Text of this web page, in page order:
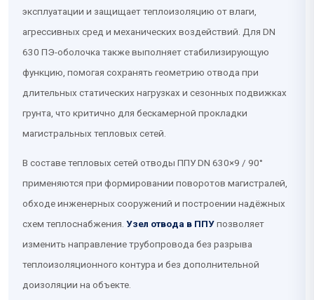
эксплуатации и защищает теплоизоляцию от влаги,
агрессивных сред и механических воздействий. Для DN
630 ПЭ-оболочка также выполняет стабилизирующую
функцию, помогая сохранять геометрию отвода при
длительных статических нагрузках и сезонных подвижках
грунта, что критично для бескамерной прокладки
магистральных тепловых сетей.
В составе тепловых сетей отводы ППУ DN 630×9 / 90°
применяются при формировании поворотов магистралей,
обходе инженерных сооружений и построении надёжных
схем теплоснабжения. Узел отвода в ППУпозволяет
изменить направление трубопровода без разрыва
теплоизоляционного контура и без дополнительной
доизоляции на объекте.